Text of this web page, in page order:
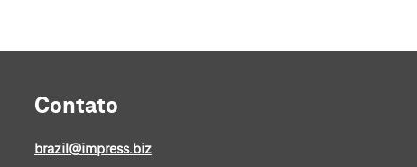
Contato
brazil@impress.biz